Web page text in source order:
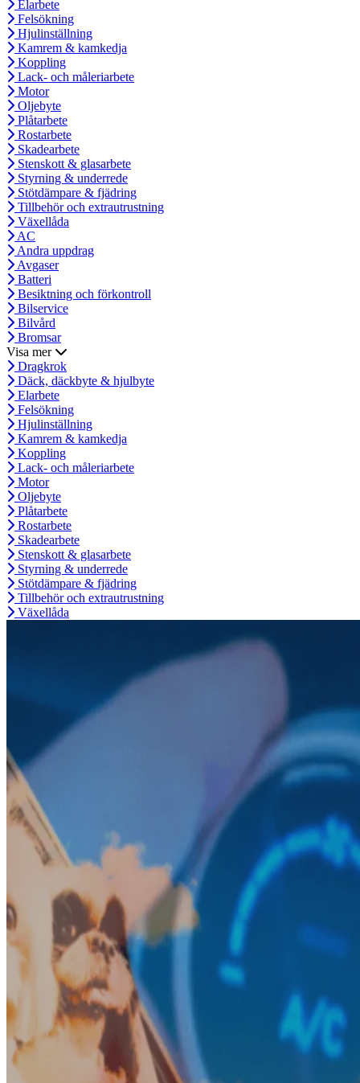
Elarbete
Felsökning
Hjulinställning
Kamrem & kamkedja
Koppling
Lack- och måleriarbete
Motor
Oljebyte
Plåtarbete
Rostarbete
Skadearbete
Stenskott & glasarbete
Styrning & underrede
Stötdämpare & fjädring
Tillbehör och extrautrustning
Växellåda
AC
Andra uppdrag
Avgaser
Batteri
Besiktning och förkontroll
Bilservice
Bilvård
Bromsar
Visa mer
Dragkrok
Däck, däckbyte & hjulbyte
Elarbete
Felsökning
Hjulinställning
Kamrem & kamkedja
Koppling
Lack- och måleriarbete
Motor
Oljebyte
Plåtarbete
Rostarbete
Skadearbete
Stenskott & glasarbete
Styrning & underrede
Stötdämpare & fjädring
Tillbehör och extrautrustning
Växellåda